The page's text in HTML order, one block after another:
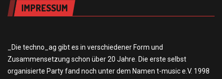
IMPRESSUM
_Die techno_ag gibt es in verschiedener Form und
Zusammensetzung schon über 20 Jahre. Die erste selbst
organisierte Party fand noch unter dem Namen t-music e.V. 1998